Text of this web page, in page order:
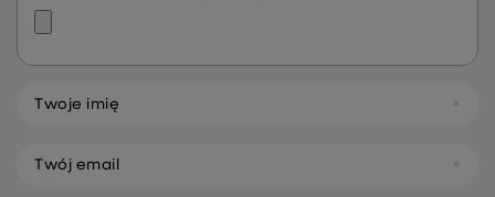
Twoje imię
Twój email